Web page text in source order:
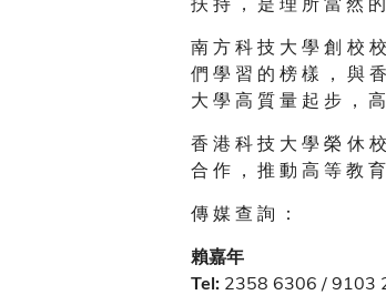
南 方 科 技 大 學 創 校
們 學 習 的 榜 樣 ， 與
大 學 高 質 量 起 步 ，
香 港 科 技 大 學 榮 休
合 作 ， 推 動 高 等 教
傳 媒 查 詢 ：
賴嘉年
Tel: 2358 6306 / 9103